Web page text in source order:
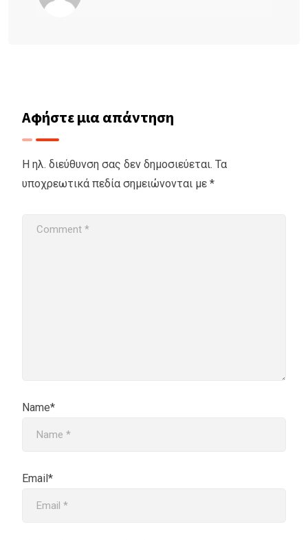
Αφήστε μια απάντηση
Η ηλ. διεύθυνση σας δεν δημοσιεύεται. Τα
υποχρεωτικά πεδία σημειώνονται με *
Name*
Email*